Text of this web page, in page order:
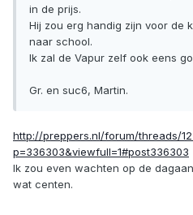
in de prijs.
Hij zou erg handig zijn voor de
naar school.
Ik zal de Vapur zelf ook eens
Gr. en suc6, Martin.
http://preppers.nl/forum/threads/
p=336303&viewfull=1#post336303
Ik zou even wachten op de
wat centen.